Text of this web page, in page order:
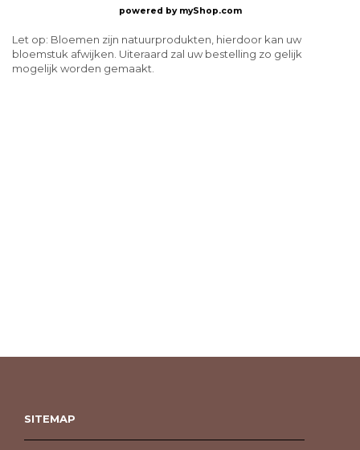
powered by myShop.com
Let op: Bloemen zijn natuurprodukten, hierdoor kan uw
bloemstuk afwijken. Uiteraard zal uw bestelling zo gelijk
mogelijk worden gemaakt.
SITEMAP